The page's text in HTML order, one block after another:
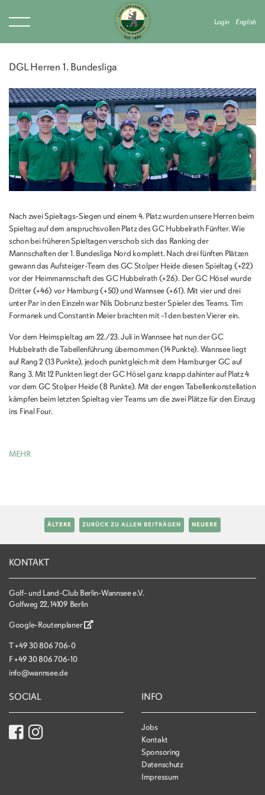
Login English
DGL Herren 1. Bundesliga
Nach zwei Spieltags-Siegen und einem 4. Platz wurden unsere Herren beim
Spieltag auf dem anspruchsvollen Platz des GC Hubbelrath Fünfter. Wie
schon bei früheren Spieltagen verschob sich das Ranking der
Mannschaften der 1. Bundesliga Nord komplett. Nach drei fünften Plätzen
gewann das Aufsteiger-Team des GC Stolper Heide diesen Spieltag (+22)
vor der Heimmannschaft des GC Hubbelrath (+26). Der GC Hösel wurde
Dritter (+46) vor Hamburg (+50) und Wannsee (+61). Mit vier und drei
unter Par in den Einzeln war Nils Dobrunz bester Spieler des Teams. Tim
Formanek und Constantin Meier brachten mit -1 den besten Vierer ein.
Vor dem Heimspieltag am 22./23. Juli in Wannsee hat nun der GC
Hubbelrath die Tabellenführung übernommen (14 Punkte). Wannsee liegt
auf Rang 2 (13 Punkte), jedoch punktgleich mit dem Hamburger GC auf
Rang 3. Mit 12 Punkten liegt der GC Hösel ganz knapp dahinter auf Platz 4
vor dem GC Stolper Heide (8 Punkte). Mit der engen Tabellenkonstellation
kämpfen beim letzten Spieltag vier Teams um die zwei Plätze für den Einzug
ins Final Four.
MEHR
ÄLTERE ZURÜCK ZU ALLEN BEITRÄGEN NEUERE
KONTAKT
Golf- und Land-Club Berlin-Wannsee e.V.
Golfweg 22, 14109 Berlin
Google-Routenplaner
T+49 30 806 706-0
F+49 30 806 706-10
info@wannsee.de
SOCIAL INFO
Jobs
Kontakt
Sponsoring
Datenschutz
Impressum